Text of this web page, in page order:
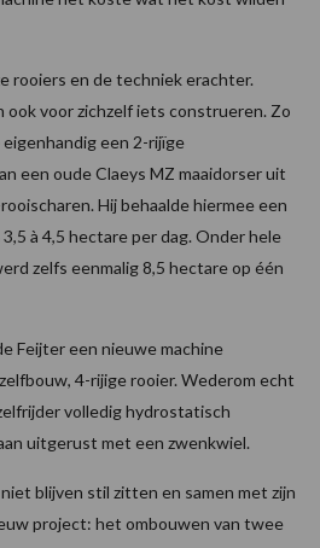
rooiers en de techniek erachter.
ook voor zichzelf iets construeren. Zo
een 2-rijïge
een oude Claeys MZ maaidorser uit
Hij behaalde hiermee een
à 4,5 hectare per dag. Onder hele
zelfs eenmalig 8,5 hectare op één
Feijter een nieuwe machine
4-rijige rooier. Wederom echt
volledig hydrostatisch
uitgerust met een zwenkwiel.
blijven stil zitten en samen met zijn
project: het ombouwen van twee